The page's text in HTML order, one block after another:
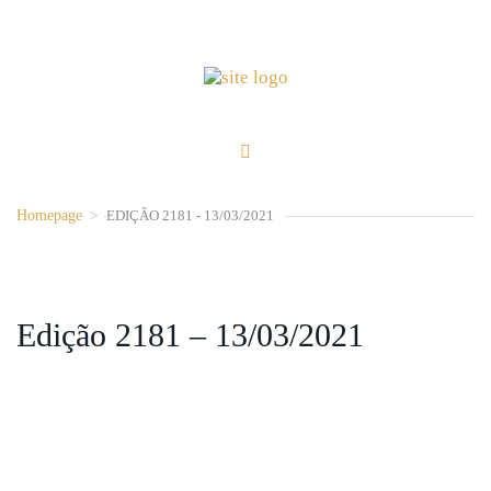
Homepage > EDIÇÃO 2181 - 13/03/2021
Edição 2181 – 13/03/2021